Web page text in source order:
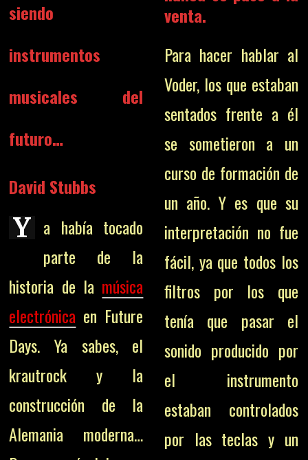
siendo
instrumentos
musicales del
futuro…
David Stubbs
Y a había tocado
parte de la
historia de la música
electrónica en Future
Days. Ya sabes, el
krautrock y la
construcción de la
Alemania moderna…
venta.
Para hacer hablar al
Voder, los que estaban
sentados frente a él
se sometieron a un
curso de formación de
un año. Y es que su
interpretación no fue
fácil, ya que todos los
filtros por los que
tenía que pasar el
sonido producido por
el instrumento
estaban controlados
por las teclas y un